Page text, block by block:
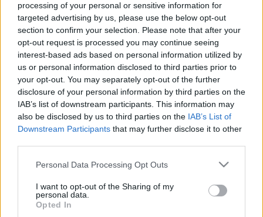
processing of your personal or sensitive information for
targeted advertising by us, please use the below opt-out
section to confirm your selection. Please note that after your
opt-out request is processed you may continue seeing
interest-based ads based on personal information utilized by
us or personal information disclosed to third parties prior to
your opt-out. You may separately opt-out of the further
disclosure of your personal information by third parties on the
IAB’s list of downstream participants. This information may
also be disclosed by us to third parties on the IAB’s List of
Downstream Participants that may further disclose it to other
Please note that this website/app uses one or more Google
not limited to your visit or usage behaviour. You may click to
grant or deny consent to Google and its third-party tags to
use your data for below specified purposes in below Google
Personal Data Processing Opt Outs
I want to opt-out of the Sharing of my
personal data.
Opted In
Nos, ezt a találkozót is letudtuk, ezzel a 2008-as
szezon végére értünk. De csüggedtségre semmi ok,
nagyobb helyen újfent találkozunk 2009 első
negyedévében. És akkor lássuk, a szerkesztőbrigád
hogyan élte meg a találkozót. Rocko: Fenomenális
volt, komolyan. Nem szeretnék…